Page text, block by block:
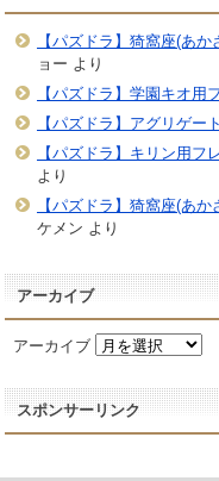
【パズドラ】猗窩座(あ
ョー より
【パズドラ】学園キオ用
【パズドラ】アグリゲー
【パズドラ】キリン用フ
より
【パズドラ】猗窩座(あ
ケメン より
アーカイブ
アーカイブ
スポンサーリンク